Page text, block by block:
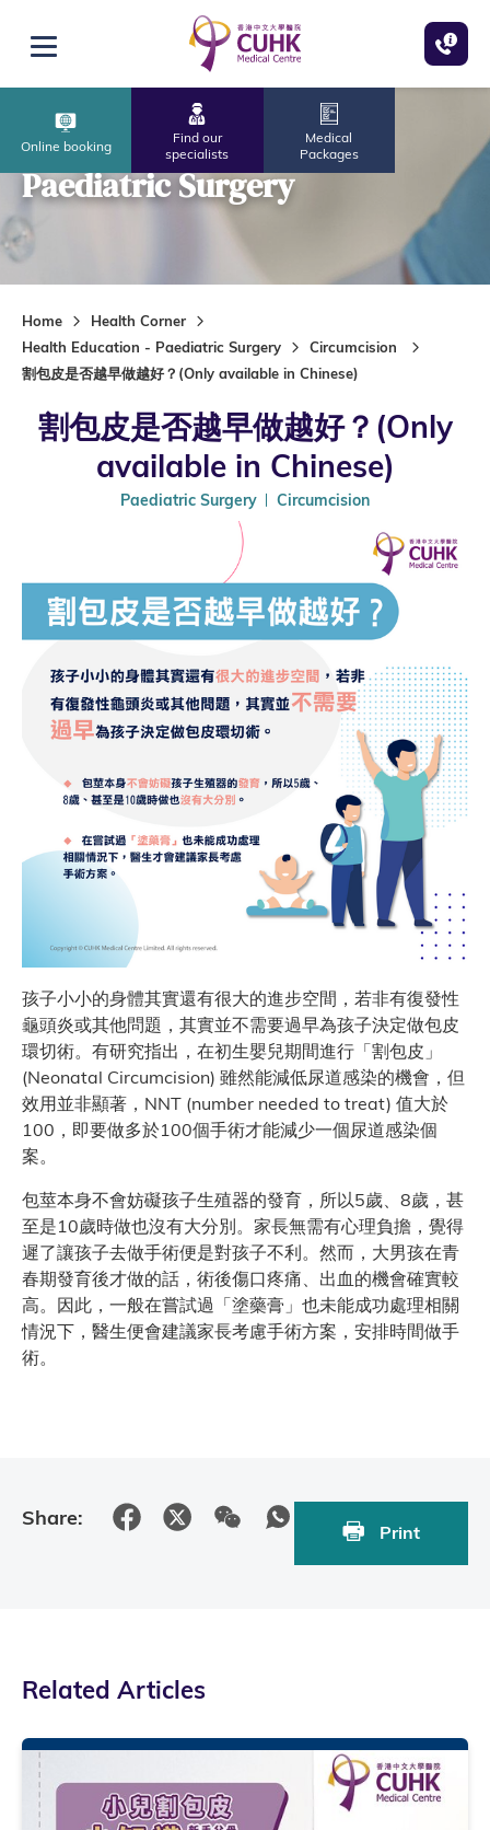
Open menu
Online booking
Find our
specialists
Medical
Packages
Paediatric Surgery
Home
Health Corner
Health Education - Paediatric Surgery
Circumcision
割包皮是否越早做越好？(Only available in Chinese)
割包皮是否越早做越好？(Only
available in Chinese)
Paediatric Surgery Circumcision
孩子小小的身體其實還有很大的進步空間，若非有復發性
龜頭炎或其他問題，其實並不需要過早為孩子決定做包皮
環切術。有研究指出，在初生嬰兒期間進行「割包皮」
(Neonatal Circumcision) 雖然能減低尿道感染的機會，但
效用並非顯著，NNT (number needed to treat) 值大於
100，即要做多於100個手術才能減少一個尿道感染個
案。
包莖本身不會妨礙孩子生殖器的發育，所以5歲、8歲，甚
至是10歲時做也沒有大分別。家長無需有心理負擔，覺得
遲了讓孩子去做手術便是對孩子不利。然而，大男孩在青
春期發育後才做的話，術後傷口疼痛、出血的機會確實較
高。因此，一般在嘗試過「塗藥膏」也未能成功處理相關
情況下，醫生便會建議家長考慮手術方案，安排時間做手
術。
Share:
Print
Related Articles